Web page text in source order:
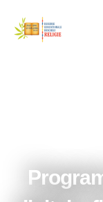
content